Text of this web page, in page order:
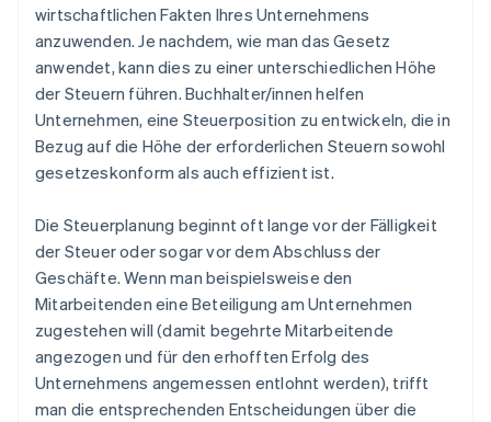
wirtschaftlichen Fakten Ihres Unternehmens
anzuwenden. Je nachdem, wie man das Gesetz
anwendet, kann dies zu einer unterschiedlichen Höhe
der Steuern führen. Buchhalter/innen helfen
Unternehmen, eine Steuerposition zu entwickeln, die in
Bezug auf die Höhe der erforderlichen Steuern sowohl
gesetzeskonform als auch effizient ist.
Die Steuerplanung beginnt oft lange vor der Fälligkeit
der Steuer oder sogar vor dem Abschluss der
Geschäfte. Wenn man beispielsweise den
Mitarbeitenden eine Beteiligung am Unternehmen
zugestehen will (damit begehrte Mitarbeitende
angezogen und für den erhofften Erfolg des
Unternehmens angemessen entlohnt werden), trifft
man die entsprechenden Entscheidungen über die